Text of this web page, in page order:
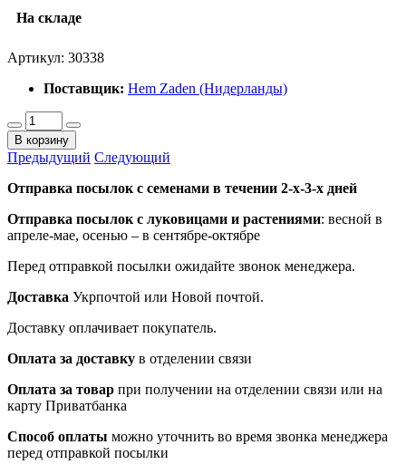
На складе
Артикул: 30338
Поставщик: Hem Zaden (Нидерланды)
В корзину
Предыдущий Следующий
Отправка посылок с семенами в течении 2-х-3-х дней
Отправка посылок с луковицами и растениями: весной в
апреле-мае, осенью – в сентябре-октябре
Перед отправкой посылки ожидайте звонок менеджера.
Доставка Укрпочтой или Новой почтой.
Доставку оплачивает покупатель.
Оплата за доставку в отделении связи
Оплата за товар при получении на отделении связи или на
карту Приватбанка
Способ оплаты можно уточнить во время звонка менеджера
перед отправкой посылки